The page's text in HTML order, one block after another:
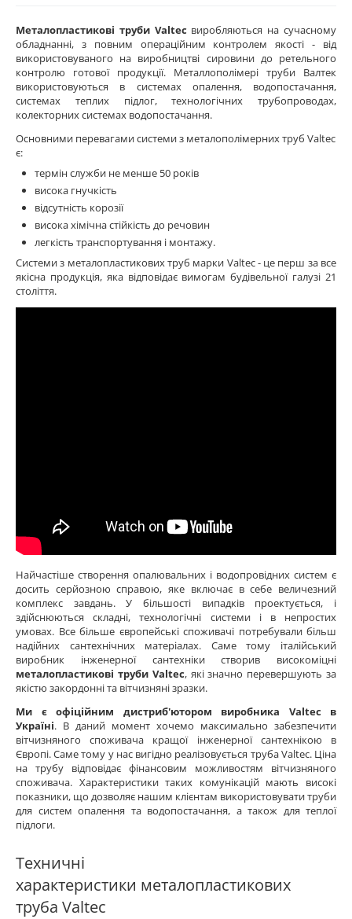
Металопластикові труби Valtec виробляються на сучасному
обладнанні, з повним операційним контролем якості - від
використовуваного на виробництві сировини до ретельного
контролю готової продукції. Металлополімері труби Валтек
використовуються в системах опалення, водопостачання,
системах теплих підлог, технологічних трубопроводах,
колекторних системах водопостачання.
Основними перевагами системи з металополімерних труб Valtec
є:
термін служби не менше 50 років
висока гнучкість
відсутність корозії
висока хімічна стійкість до речовин
легкість транспортування і монтажу.
Системи з металопластикових труб марки Valtec - це перш за все
якісна продукція, яка відповідає вимогам будівельної галузі 21
століття.
Найчастіше створення опалювальних і водопровідних систем є
досить серйозною справою, яке включає в себе величезний
комплекс завдань. У більшості випадків проектується, і
здійснюються складні, технологічні системи і в непростих
умовах. Все більше європейські споживачі потребували більш
надійних сантехнічних матеріалах. Саме тому італійський
виробник інженерної сантехніки створив високоміцні
металопластикові труби Valtec, які значно перевершують за
якістю закордонні та вітчизняні зразки.
Ми є офіційним дистриб'ютором виробника Valtec в
Україні. В даний момент хочемо максимально забезпечити
вітчизняного споживача кращої інженерної сантехнікою в
Європі. Саме тому у нас вигідно реалізовується труба Valtec. Ціна
на трубу відповідає фінансовим можливостям вітчизняного
споживача. Характеристики таких комунікацій мають високі
показники, що дозволяє нашим клієнтам використовувати труби
для систем опалення та водопостачання, а також для теплої
підлоги.
Техничні
характеристики металопластикових
труба Valtec